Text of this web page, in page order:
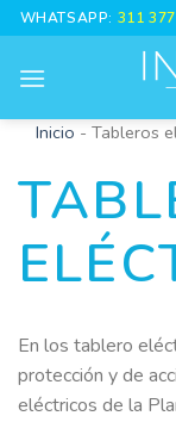
Skip
to
content
WHATSAPP: 311
Inicio - Tableros
En los tablero
protección y de
eléctricos de la